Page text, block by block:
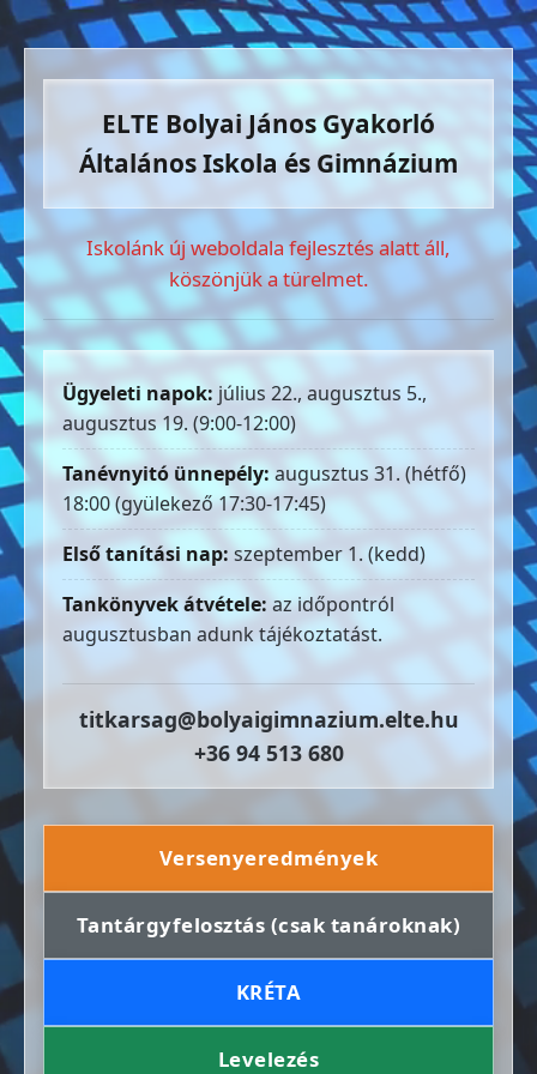
ELTE Bolyai János Gyakorló
Általános Iskola és Gimnázium
Iskolánk új weboldala fejlesztés alatt áll,
köszönjük a türelmet.
Ügyeleti napok: július 22., augusztus 5.,
augusztus 19. (9:00-12:00)
Tanévnyitó ünnepély: augusztus 31. (hétfő)
18:00 (gyülekező 17:30-17:45)
Első tanítási nap: szeptember 1. (kedd)
Tankönyvek átvétele: az időpontról
augusztusban adunk tájékoztatást.
titkarsag@bolyaigimnazium.elte.hu
+36 94 513 680
Versenyeredmények
Tantárgyfelosztás (csak tanároknak)
KRÉTA
Levelezés